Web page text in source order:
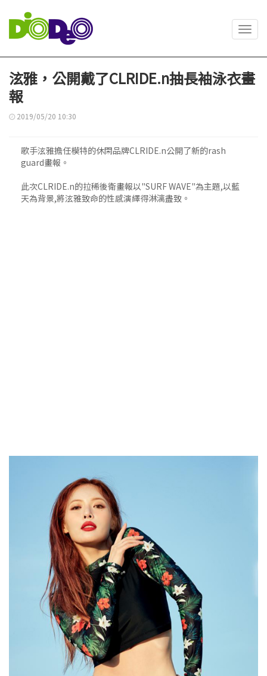
泫雅，公開戴了CLRIDE.n抽長袖泳衣畫
報
2019/05/20 10:30
歌手泫雅擔任模特的休閑品牌CLRIDE.n公開了新的rash
guard畫報。
此次CLRIDE.n的拉稀後衛畫報以"SURF WAVE"為主題,以藍
天為背景,將泫雅致命的性感演繹得淋漓盡致。